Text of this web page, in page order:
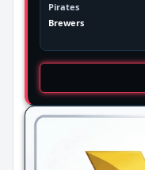
Pirates
Brewers